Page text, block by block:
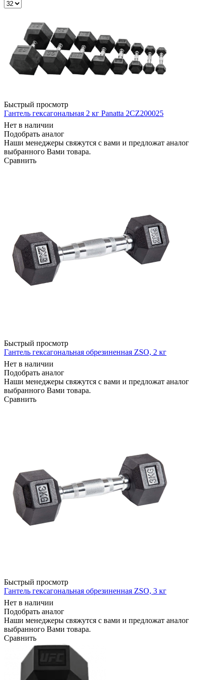
Быстрый просмотр
Гантель гексагональная 2 кг Panatta 2CZ200025
Нет в наличии
Подобрать аналог
Наши менеджеры свяжутся с вами и предложат аналог
выбранного Вами товара.
Сравнить
Быстрый просмотр
Гантель гексагональная обрезиненная ZSO, 2 кг
Нет в наличии
Подобрать аналог
Наши менеджеры свяжутся с вами и предложат аналог
выбранного Вами товара.
Сравнить
Быстрый просмотр
Гантель гексагональная обрезиненная ZSO, 3 кг
Нет в наличии
Подобрать аналог
Наши менеджеры свяжутся с вами и предложат аналог
выбранного Вами товара.
Сравнить